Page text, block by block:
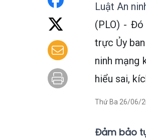
Luật An
(PLO) - Đó
trực Ủy
ninh mạng
hiểu sai,
Thứ Ba 26/06/
Đảm bảo